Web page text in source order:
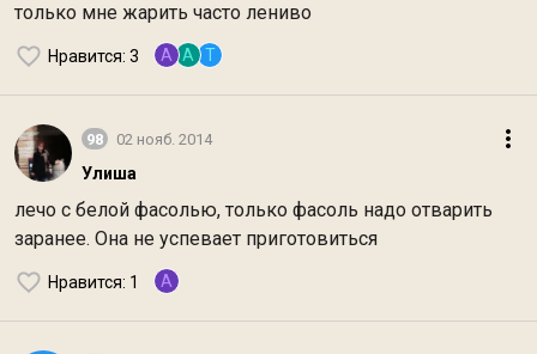
только мне жарить часто лениво
Нравится: 3 A A T
98 02 нояб. 2014
Улиша
лечо с белой фасолью, только фасоль надо отварить
заранее. Она не успевает приготовиться
Нравится: 1 A